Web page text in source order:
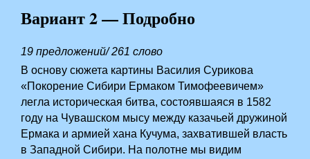
Вариант 2 — Подробно
19 предложений/ 261 слово
В основу сюжета картины Василия Сурикова
«Покорение Сибири Ермаком Тимофеевичем»
легла историческая битва, состоявшаяся в 1582
году на Чувашском мысу между казачьей дружиной
Ермака и армией хана Кучума, захватившей власть
в Западной Сибири. На полотне мы видим